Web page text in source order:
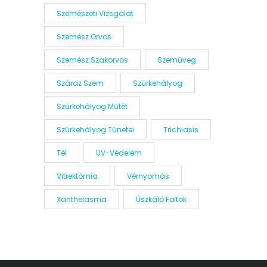
Szemészeti Vizsgálat
Szemész Orvos
Szemész Szakorvos Szemüveg
Száraz Szem Szürkehályog
Szürkehályog Műtét
Szürkehályog Tünetei Trichiasis
Tél UV-Védelem
Vitrektómia Vérnyomás
Xanthelasma Úszkáló Foltok